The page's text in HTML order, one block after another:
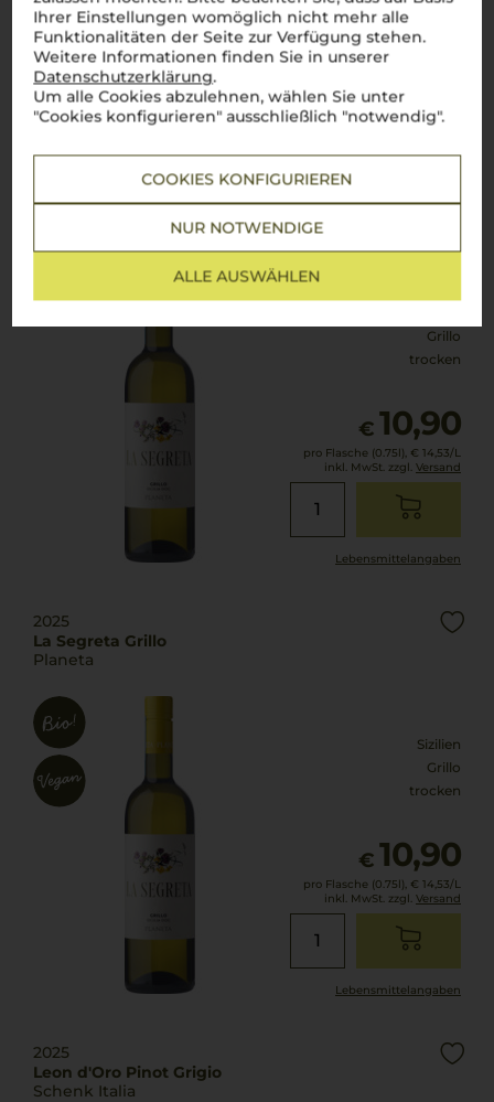
Ihrer Einstellungen womöglich nicht mehr alle
Funktionalitäten der Seite zur Verfügung stehen.
Weitere Informationen finden Sie in unserer
Datenschutzerklärung.
Um alle Cookies abzulehnen, wählen Sie unter
"Cookies konfigurieren" ausschließlich "notwendig".
COOKIES KONFIGURIEREN
NUR NOTWENDIGE
ALLE AUSWÄHLEN
pro Flasche (0.75l),
inkl. MwSt. zzgl.Versand
Lebensmittel­angaben
La Segreta Grillo
Grillo
trocken
€ 10,90
pro Flasche (0.75l), € 14,53/L
inkl. MwSt. zzgl. Versand
Lebensmittel­angaben
2025
La Segreta Grillo
Planeta
Sizilien
Grillo
trocken
€ 10,90
pro Flasche (0.75l), € 14,53/L
inkl. MwSt. zzgl. Versand
Lebensmittel­angaben
2025
Leon d'Oro Pinot Grigio
Schenk Italia